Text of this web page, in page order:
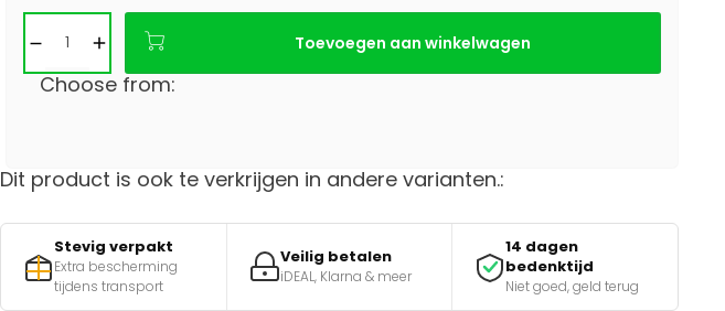
Toevoegen aan winkelwagen
Choose from:
Dit product is ook te verkrijgen in andere varianten.:
Stevig verpakt
Extra bescherming
tijdens transport
Veilig betalen
iDEAL, Klarna & meer
14 dagen
bedenktijd
Niet goed, geld terug